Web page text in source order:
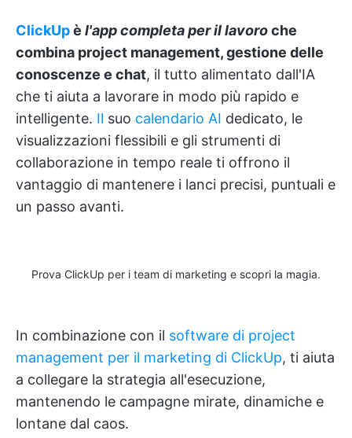
ClickUpè l'app completa per il lavoroche
combina project management, gestione delle
conoscenze e chat, il tutto alimentato dall'IA
che ti aiuta a lavorare in modo più rapido e
intelligente. Il suo calendario AI dedicato, le
visualizzazioni flessibili e gli strumenti di
collaborazione in tempo reale ti offrono il
vantaggio di mantenere i lanci precisi, puntuali e
un passo avanti.
Prova ClickUp per i team di marketing e scopri la magia.
In combinazione con il software di project
management per il marketing di ClickUp, ti aiuta
a collegare la strategia all'esecuzione,
mantenendo le campagne mirate, dinamiche e
lontane dal caos.